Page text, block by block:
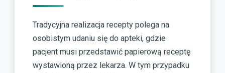
Tradycyjna realizacja recepty polega na
osobistym udaniu się do apteki, gdzie
pacjent musi przedstawić papierową receptę
wystawioną przez lekarza. W tym przypadku